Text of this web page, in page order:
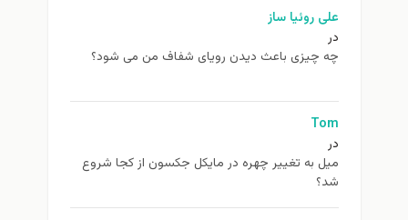
علی روئیا ساز
در
چه چیزی باعث دیدن رویای شفاف من می شود؟
Tom
در
ميل به تغيير چهره در مایکل جکسون از كجا شروع
شد؟